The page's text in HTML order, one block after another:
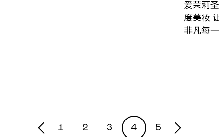
爱茉莉
度美妆
非凡每
1 2 3 4 5